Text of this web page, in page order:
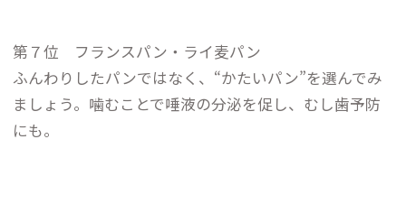
第７位 フランスパン・ライ麦パン
ふんわりしたパンではなく、“かたいパン”を選んでみ
ましょう。噛むことで唾液の分泌を促し、むし歯予防
にも。